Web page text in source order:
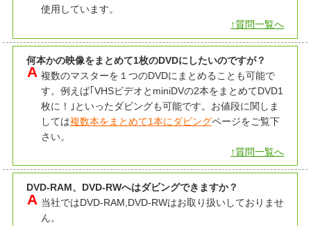
使用しています。
↑質問一覧へ
何本かの映像をまとめて1枚のDVDにしたいのですが？
複数のマスターを１つのDVDにまとめることも可能で
す。例えば｢VHSビデオとminiDVの2本をまとめてDVD1
枚に！｣といったダビングも可能です。お値段に関しま
しては複数本をまとめて1本にダビングページをご覧下
さい。
↑質問一覧へ
DVD-RAM、DVD-RWへはダビングできますか？
当社ではDVD-RAM,DVD-RWはお取り扱いしておりませ
ん。